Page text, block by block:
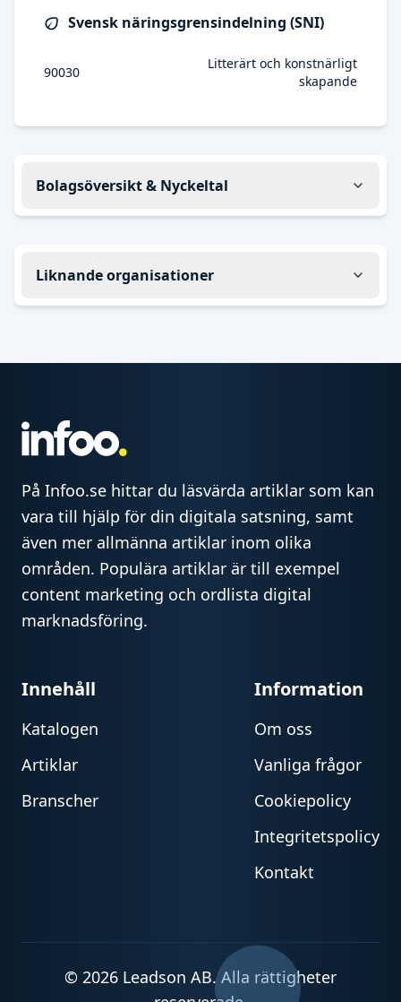
Svensk näringsgrensindelning (SNI)
90030
Litterärt och konstnärligt
skapande
Bolagsöversikt & Nyckeltal
Liknande organisationer
På Infoo.se hittar du läsvärda artiklar som kan
vara till hjälp för din digitala satsning, samt
även mer allmänna artiklar inom olika
områden. Populära artiklar är till exempel
content marketing och ordlista digital
marknadsföring.
Innehåll
Katalogen
Artiklar
Branscher
Information
Om oss
Vanliga frågor
Cookiepolicy
Integritetspolicy
Kontakt
© 2026 Leadson AB. Alla rättigheter